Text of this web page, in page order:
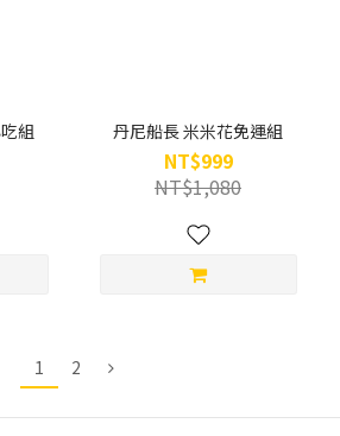
組 丹尼船長 米米花免運組
NT$999
NT$1,080
1 2